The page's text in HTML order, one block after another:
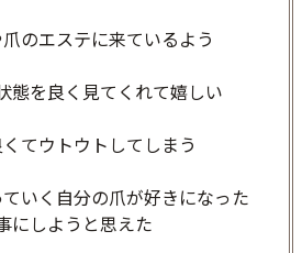
のエステに来ているよう
態を良く見てくれて嬉しい
くてウトウトしてしまう
ていく自分の爪が好きになった
にしようと思えた